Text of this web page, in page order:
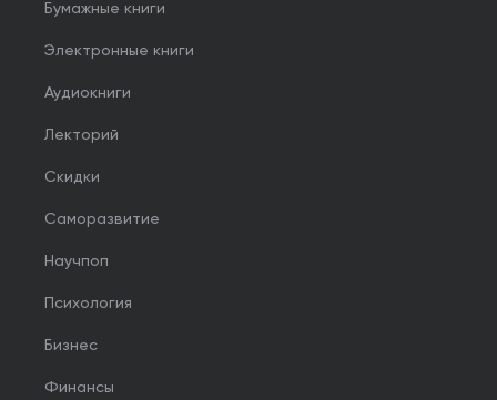
Бумажные книги
Электронные книги
Аудиокниги
Лекторий
Скидки
Саморазвитие
Научпоп
Психология
Бизнес
Финансы